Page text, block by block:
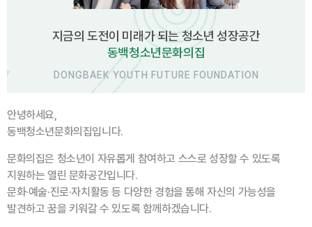
지금의 도전이 미래가 되는 청소년 성장공간
동백청소년문화의집
DONGBAEK YOUTH FUTURE FOUNDATION
안녕하세요,
동백청소년문화의집입니다.
문화의집은 청소년이 자유롭게 참여하고 스스로 성장할 수 있도록
지원하는 열린 문화공간입니다.
문화·예술·진로·자치활동 등 다양한 경험을 통해 자신의 가능성을
발견하고 꿈을 키워갈 수 있도록 함께하겠습니다.